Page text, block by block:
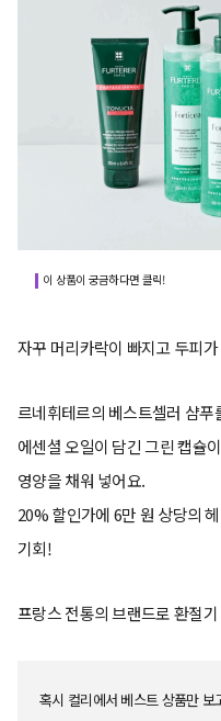
이 상품이 궁금하다면 클릭!
자꾸 머리카락이 빠지고 두피
르네휘테르의 베스트셀러 샴푸
에센셜 오일이 담긴 그린 캡슐
영양을 채워 넣어요.
20% 할인가에 6만 원 상당의
기회!
프랑스 전통의 브랜드로 환절
혹시 컬리에서 베스트 상품만 보